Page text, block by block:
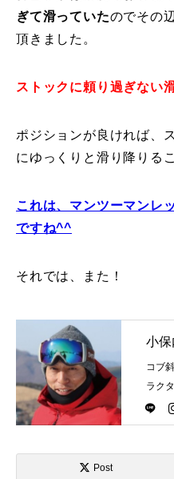
コブレッスン参加のお客様
レッスン内容について
レッスン周辺に関して
お申し込みについて
ぎて滑っていたのでその
頂きました。
ストックに頼り過ぎない
ポジションが良ければ、
にゆっくりと滑り降りる
これは、マンツーマンレ
ですね^^
それでは、また！
小保
コブ
ラク
スキ
Post